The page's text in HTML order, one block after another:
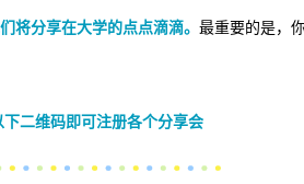
将分享在大学的点点滴滴。 最重要的是，
下二维码即可注册各个分享会